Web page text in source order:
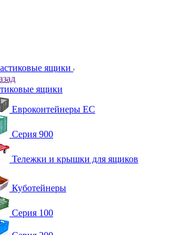
ящики
ящики
Евроконтейнеры ЕС
Серия 900
Тележки и крышки для ящиков
Куботейнеры
Серия 100